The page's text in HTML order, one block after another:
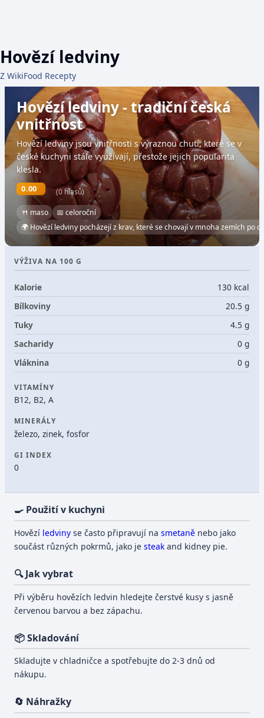
Hovězí ledviny
Z WikiFood Recepty
Hovězí ledviny - tradiční česká
vnitřnost
Hovězí ledviny jsou vnitřnosti s výraznou chutí, které se v
české kuchyni stále využívají, přestože jejich popularita
klesla.
0.00 (0 hlasů)
🍴 maso
📅 celoroční
🌍 Hovězí ledviny pocházejí z krav, které se chovají v mnoha zemích po
VÝŽIVA NA 100 G
Kalorie
130 kcal
Bílkoviny
20.5 g
Tuky
4.5 g
Sacharidy
0 g
Vláknina
0 g
VITAMÍNY
B12, B2, A
MINERÁLY
železo, zinek, fosfor
GI INDEX
0
🍳 Použití v kuchyni
Hovězí ledviny se často připravují nasmetaně nebo jako
součást různých pokrmů, jako jesteak and kidney pie.
🔍 Jak vybrat
Při výběru hovězích ledvin hledejte čerstvé kusy s jasně
červenou barvou a bez zápachu.
📦 Skladování
Skladujte v chladničce a spotřebujte do 2-3 dnů od
nákupu.
🔄 Náhražky